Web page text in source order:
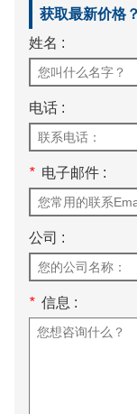
获取最新价格
姓名 :
电话 :
* 电子邮件 :
公司 :
* 信息 :